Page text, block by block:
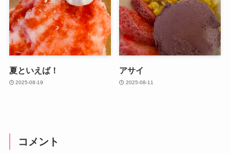
夏といえば！
2025-08-19
アサイ
2025-08-11
コメント